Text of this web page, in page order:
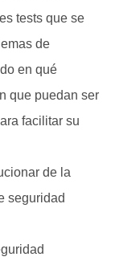
tests que se
de
en qué
que puedan ser
facilitar su
de la
seguridad